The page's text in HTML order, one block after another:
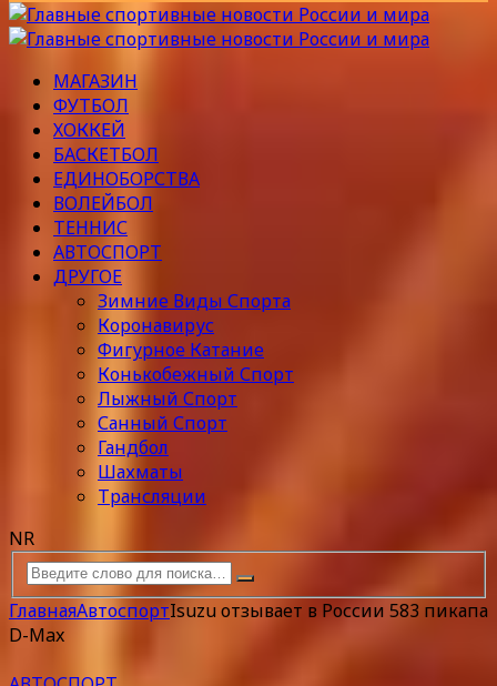
МАГАЗИН
ФУТБОЛ
ХОККЕЙ
БАСКЕТБОЛ
ЕДИНОБОРСТВА
ВОЛЕЙБОЛ
ТЕННИС
АВТОСПОРТ
ДРУГОЕ
Зимние Виды Спорта
Коронавирус
Фигурное Катание
Конькобежный Спорт
Лыжный Спорт
Санный Спорт
Гандбол
Шахматы
Трансляции
NR
ГлавнаяАвтоспортIsuzu отзывает в России 583 пикапа
D-Max